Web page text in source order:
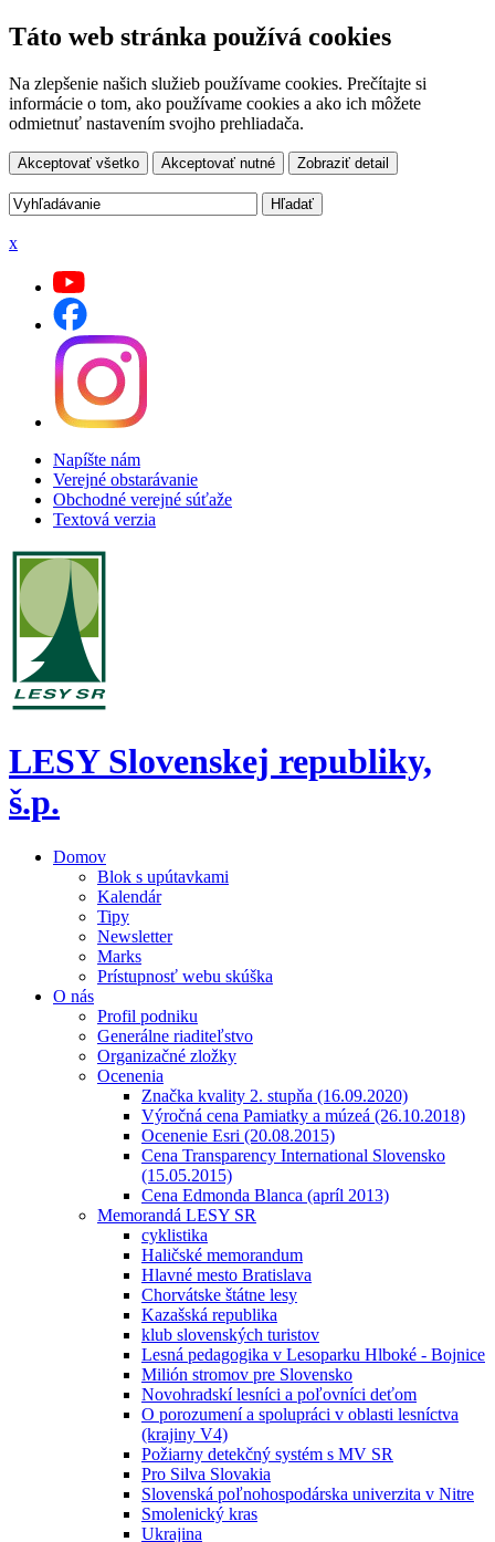
Táto web stránka používá cookies
Na zlepšenie našich služieb používame cookies. Prečítajte si
informácie o tom, ako používame cookies a ako ich môžete
odmietnuť nastavením svojho prehliadača.
Akceptovať všetko Akceptovať nutné Zobraziť detail
x
Napíšte nám
Verejné obstarávanie
Obchodné verejné súťaže
Textová verzia
LESY Slovenskej republiky,
š.p.
Domov
Blok s upútavkami
Kalendár
Tipy
Newsletter
Marks
Prístupnosť webu skúška
O nás
Profil podniku
Generálne riaditeľstvo
Organizačné zložky
Ocenenia
Značka kvality 2. stupňa (16.09.2020)
Výročná cena Pamiatky a múzeá (26.10.2018)
Ocenenie Esri (20.08.2015)
Cena Transparency International Slovensko
(15.05.2015)
Cena Edmonda Blanca (apríl 2013)
Memorandá LESY SR
cyklistika
Haličské memorandum
Hlavné mesto Bratislava
Chorvátske štátne lesy
Kazašská republika
klub slovenských turistov
Lesná pedagogika v Lesoparku Hlboké - Bojnice
Milión stromov pre Slovensko
Novohradskí lesníci a poľovníci deťom
O porozumení a spolupráci v oblasti lesníctva
(krajiny V4)
Požiarny detekčný systém s MV SR
Pro Silva Slovakia
Slovenská poľnohospodárska univerzita v Nitre
Smolenický kras
Ukrajina